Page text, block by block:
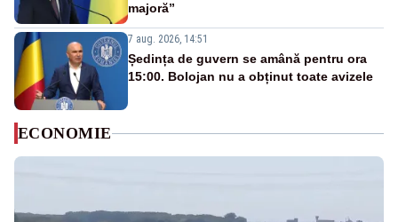
majoră”
7 aug. 2026, 14:51
Ședința de guvern se amână pentru ora
15:00. Bolojan nu a obținut toate avizele
ECONOMIE